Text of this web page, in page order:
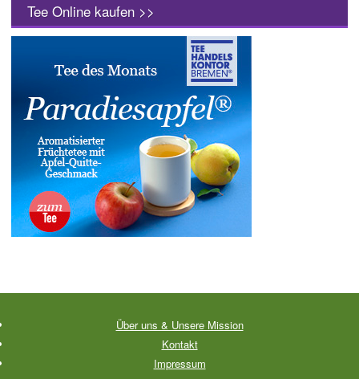
Tee Online kaufen >>
Über uns & Unsere Mission
Kontakt
Impressum